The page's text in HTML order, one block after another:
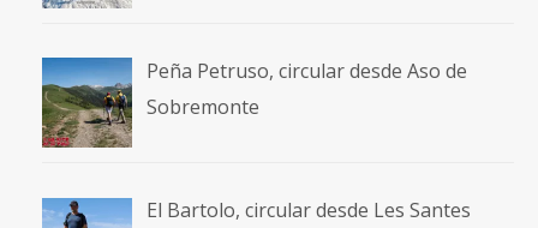
Peña Petruso, circular desde Aso de
Sobremonte
El Bartolo, circular desde Les Santes